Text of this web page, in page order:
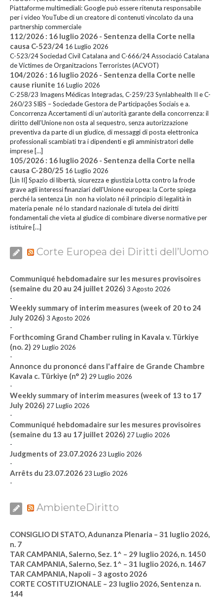
Piattaforme multimediali: Google può essere ritenuta responsabile
per i video YouTube di un creatore di contenuti vincolato da una
partnership commerciale
112/2026 : 16 luglio 2026 - Sentenza della Corte nella
causa C-523/24 16 Luglio 2026
C-523/24 Sociedad Civil Catalana and C-666/24 Associació Catalana
de Víctimes de Organitzacions Terroristes (ACVOT)
104/2026 : 16 luglio 2026 - Sentenza della Corte nelle
cause riunite 16 Luglio 2026
C-258/23 Imagens Médicas Integradas, C-259/23 Synlabhealth II e C-
260/23 SIBS – Sociedade Gestora de Participações Sociais e a.
Concorrenza Accertamenti di un’autorità garante della concorrenza: il
diritto dell’Unione non osta al sequestro, senza autorizzazione
preventiva da parte di un giudice, di messaggi di posta elettronica
professionali scambiati tra i dipendenti e gli amministratori delle
imprese […]
105/2026 : 16 luglio 2026 - Sentenza della Corte nella
causa C-280/25 16 Luglio 2026
[Lin II] Spazio di libertà, sicurezza e giustizia Lotta contro la frode
grave agli interessi finanziari dell'Unione europea: la Corte spiega
perché la sentenza Lin non ha violato né il principio di legalità in
materia penale né lo standard nazionale di tutela dei diritti
fondamentali che vieta al giudice di combinare diverse normative per
istituire […]
Corte Europea dei Diritti dell’Uomo
Communiqué hebdomadaire sur les mesures provisoires
(semaine du 20 au 24 juillet 2026) 3 Agosto 2026
-
Weekly summary of interim measures (week of 20 to 24
July 2026) 3 Agosto 2026
-
Forthcoming Grand Chamber ruling in Kavala v. Türkiye
(no. 2) 29 Luglio 2026
-
Annonce du prononcé dans l'affaire de Grande Chambre
Kavala c. Türkiye (n° 2) 29 Luglio 2026
-
Weekly summary of interim measures (week of 13 to 17
July 2026) 27 Luglio 2026
-
Communiqué hebdomadaire sur les mesures provisoires
(semaine du 13 au 17 juillet 2026) 27 Luglio 2026
-
Judgments of 23.07.2026 23 Luglio 2026
-
Arrêts du 23.07.2026 23 Luglio 2026
-
AmbienteDiritto
CONSIGLIO DI STATO, Adunanza Plenaria – 31 luglio 2026,
n. 7
TAR CAMPANIA, Salerno, Sez. 1^ – 29 luglio 2026, n. 1450
TAR CAMPANIA, Salerno, Sez. 1^ – 31 luglio 2026, n. 1467
TAR CAMPANIA, Napoli – 3 agosto 2026
CORTE COSTITUZIONALE – 23 luglio 2026, Sentenza n.
144